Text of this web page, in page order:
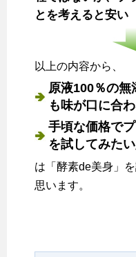
とを考えると安い
以上の内容から、
原液100％の無
も味が口に合
手頃な価格で
を試してみた
は「酵素de美身」
思います。